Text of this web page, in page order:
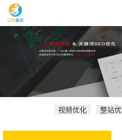
视频优化 整站